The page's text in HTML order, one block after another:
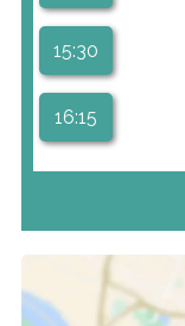
15:30
16:15